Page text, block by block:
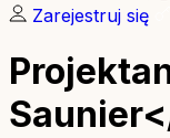
Zarejestruj się